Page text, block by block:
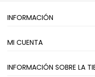
INFORMACIÓN
MI CUENTA
INFORMACIÓN SOBRE LA